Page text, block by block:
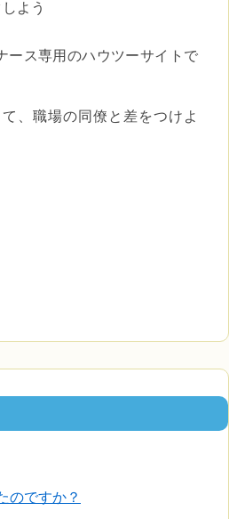
よう
ース専用のハウツーサイトで
、職場の同僚と差をつけよ
のですか？